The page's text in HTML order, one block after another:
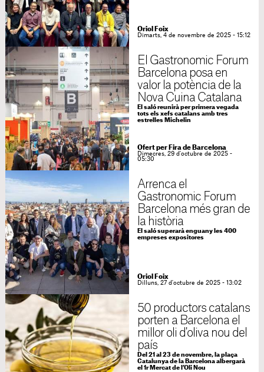
Oriol Foix
Dimarts, 4 de novembre de 2025 - 15:12
El Gastronomic Forum
Barcelona posa en
valor la potència de la
Nova Cuina Catalana
El saló reunirà per primera vegada
tots els xefs catalans amb tres
estrelles Michelin
Ofert per Fira de Barcelona
Dimecres, 29 d'octubre de 2025 -
05:30
Arrenca el
Gastronomic Forum
Barcelona més gran de
la història
El saló superarà enguany les 400
empreses expositores
Oriol Foix
Dilluns, 27 d'octubre de 2025 - 13:02
50 productors catalans
porten a Barcelona el
millor oli d'oliva nou del
país
Del 21 al 23 de novembre, la plaça
Catalunya de la Barcelona albergarà
el 1r Mercat de l’Oli Nou